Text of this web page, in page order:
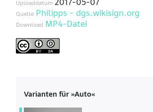
Uploaddatum2017-05-07
Quelle Philipps - dgs.wikisign.org
Download MP4-Datei
Varianten für »Auto«